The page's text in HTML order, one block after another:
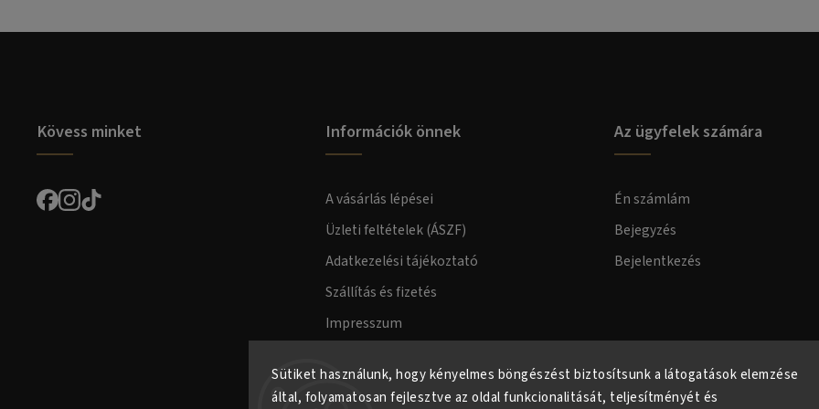
Sütiket használunk, hogy kényelmes böngészést biztosítsunk a látogatások elemzése
által, folyamatosan fejlesztve az oldal funkcionalitását, teljesítményét és
Kövess minket Információk önnek
A vásárlás lépései
Üzleti feltételek (ÁSZF)
Adatkezelési tájékoztató
Szállítás és fizetés
Impresszum
Az ügyfelek számára
Én számlám
Bejegyzés
Bejelentkezés